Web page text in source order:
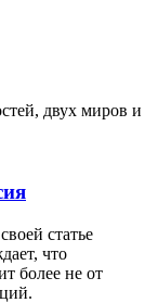
двух миров и
статье
что
более не от